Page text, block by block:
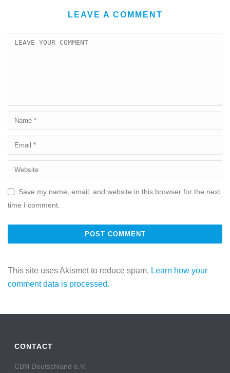
LEAVE A COMMENT
Save my name, email, and website in this browser for the next
time I comment.
This site uses Akismet to reduce spam. Learn how your
comment data is processed.
CONTACT
CBN Deutschland e.V.